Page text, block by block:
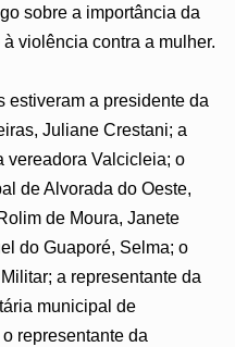
sobre a importância da
violência contra a mulher.
estiveram a presidente da
Juliane Crestani; a
vereadora Valcicleia; o
de Alvorada do Oeste,
de Moura, Janete
do Guaporé, Selma; o
a representante da
municipal de
representante da